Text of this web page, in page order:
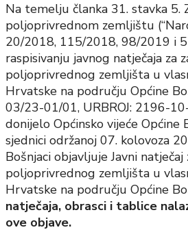
Na temelju članka 31. stavka 5.
poljoprivrednom zemljištu
20/2018, 115/2018, 98/2019 i
raspisivanju javnog natječaja za
poljoprivrednog zemljišta u
Hrvatske na području Općine
03/23-01/01, URBROJ: 2196-
donijelo Općinsko vijeće Općine
sjednici održanoj 07. kolovoza
Bošnjaci objavljuje Javni natječaj
poljoprivrednog zemljišta u
Hrvatske na području Općine
natječaja, obrasci i tablice
ove objave.